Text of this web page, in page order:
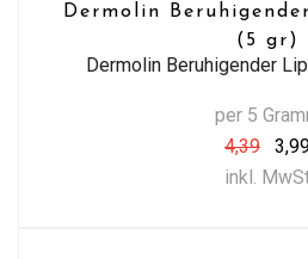
Dermolin
(5 gr)
Dermolin Beruhigender
per 5
4,39
inkl.